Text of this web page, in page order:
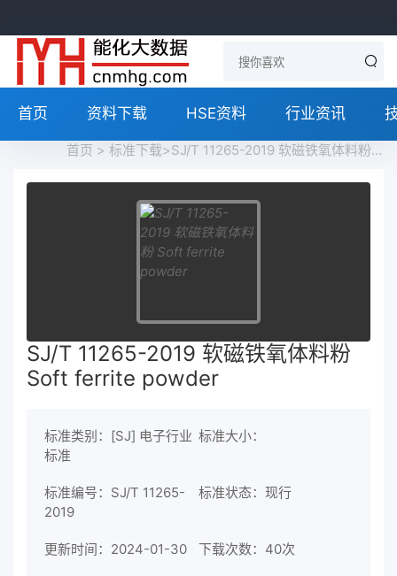
首页 资料下载 HSE资料 行业资讯
首页 > 标准下载>SJ/T 11265-2019 软磁铁氧体料粉 Soft ferrite powder免费下载
SJ/T 11265-2019 软磁铁氧体料粉
Soft ferrite powder
标准类别：[SJ] 电子行业
标准
标准大小：
标准编号：SJ/T 11265-
2019
标准状态：现行
更新时间：2024-01-30 下载次数： 40次